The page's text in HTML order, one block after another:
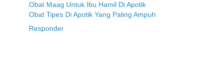
Obat Maag Untuk Ibu Hamil Di Apotik
Obat Tipes Di Apotik Yang Paling Ampuh
Responder